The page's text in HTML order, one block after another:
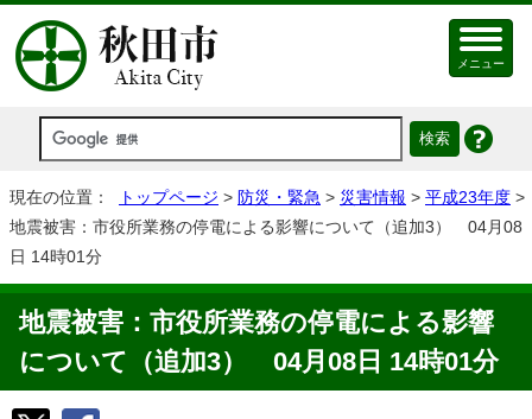
メニュー
現在の位置： トップページ > 防災・緊急 > 災害情報 > 平成23年度 >
地震被害：市役所業務の停電による影響について（追加3） 04月08
日 14時01分
地震被害：市役所業務の停電による影響
について（追加3） 04月08日 14時01分